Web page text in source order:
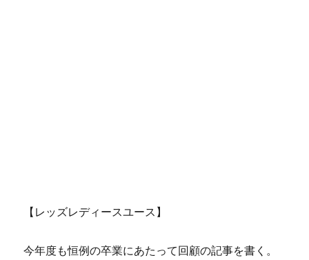
【レッズレディースユース】
今年度も恒例の卒業にあたって回顧の記事を書く。